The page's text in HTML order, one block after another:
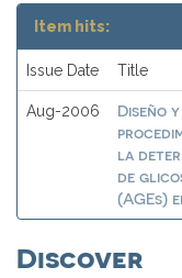
Item hits:
Issue Date Title
Aug-2006
Diseño
la
de
(AGEs)
Discover